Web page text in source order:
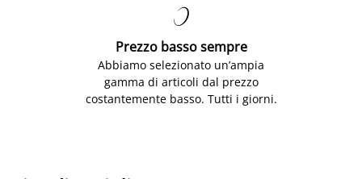

Prezzo basso sempre
Abbiamo selezionato un’ampia
gamma di articoli dal prezzo
costantemente basso. Tutti i giorni.